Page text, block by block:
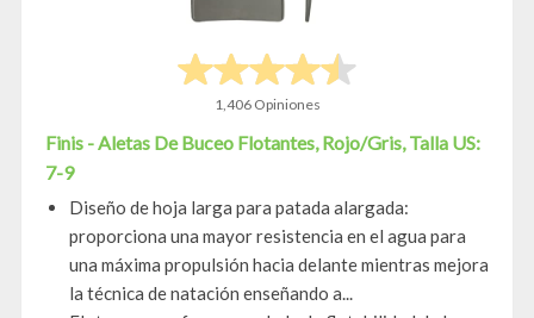
1,406 Opiniones
Finis - Aletas De Buceo Flotantes, Rojo/Gris, Talla US:
7-9
Diseño de hoja larga para patada alargada:
proporciona una mayor resistencia en el agua para
una máxima propulsión hacia delante mientras mejora
la técnica de natación enseñando a...